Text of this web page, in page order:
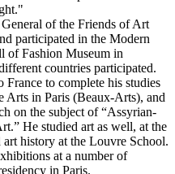
of the Friends of Art
participated in the Modern
of Fashion Museum in
countries participated.
France to complete his studies
Arts in Paris (Beaux-Arts), and
on the subject of “Assyrian-
He studied art as well, at the
history at the Louvre School.
at a number of
in Paris.